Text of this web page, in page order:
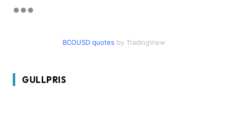
BCOUSD quotes by TradingView
GULLPRIS